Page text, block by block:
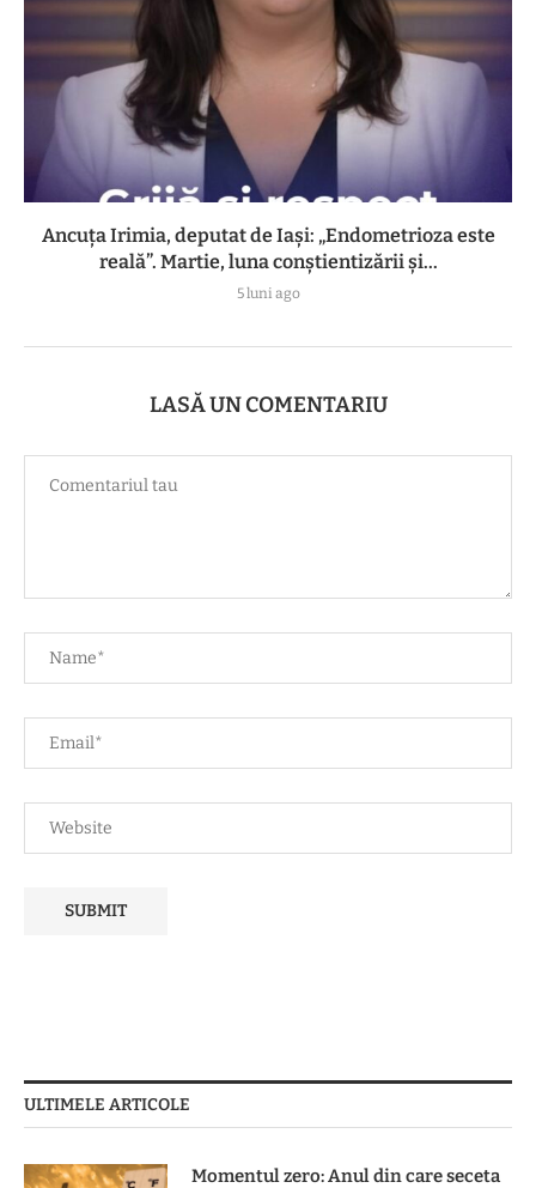
Ancuța Irimia, deputat de Iași: „Endometrioza este
reală”. Martie, luna conștientizării și...
5 luni ago
LASĂ UN COMENTARIU
ULTIMELE ARTICOLE
Momentul zero: Anul din care seceta